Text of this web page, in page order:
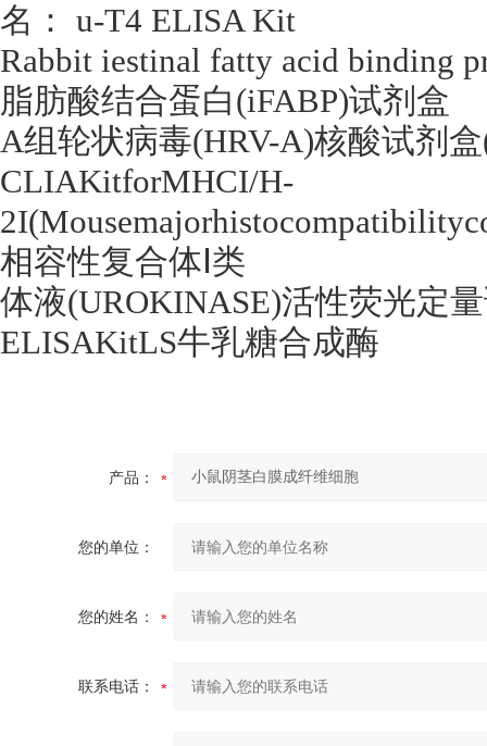
名： u-T4 ELISA Kit
Rabbit iestinal fatty acid binding
脂肪酸结合蛋白(iFABP)试剂盒
A组轮状病毒(HRV-A)核酸试剂盒
CLIAKitforMHCI/H-
相容性复合体Ⅰ类
体液(UROKINASE)活性荧光定
ELISAKitLS牛乳糖合成酶
产品：
您的单位：
您的姓名：
联系电话：